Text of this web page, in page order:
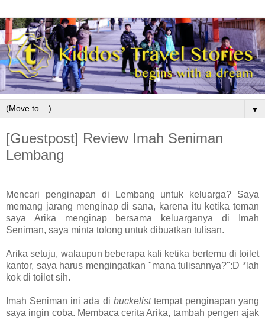
▼
[Guestpost] Review Imah Seniman
Lembang
Mencari penginapan di Lembang untuk keluarga? Saya
memang jarang menginap di sana, karena itu ketika teman
saya Arika menginap bersama keluarganya di Imah
Seniman, saya minta tolong untuk dibuatkan tulisan.
Arika setuju, walaupun beberapa kali ketika bertemu di toilet
kantor, saya harus mengingatkan "mana tulisannya?":D *lah
kok di toilet sih.
Imah Seniman ini ada di buckelist tempat penginapan yang
saya ingin coba. Membaca cerita Arika, tambah pengen ajak